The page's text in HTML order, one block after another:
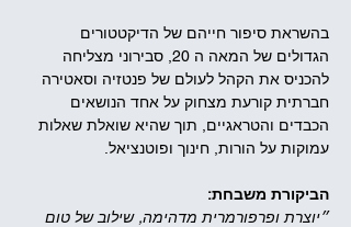
בהשראת סיפור חייהם של הדיקטטורים
הגדולים של המאה ה 20, סבירוני מצליחה
להכניס את הקהל לעולם של פנטזיה וסאטירה
חברתית קורעת מצחוק על אחד הנושאים
הכבדים והטראגיים, תוך שהיא שואלת שאלות
עמוקות על הורות, חינוך ופוטנציאל.
הביקורת משבחת:
״יוצרת ופרפורמרית מדהימה, שילוב של טום